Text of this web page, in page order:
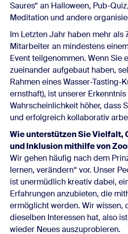
Saures“ an Halloween, Pub-
Meditation und andere
Im Letzten Jahr haben mehr als
Mitarbeiter an mindestens
Event teilgenommen. Wenn Sie
zueinander aufgebaut haben,
Rahmen eines Wasser-Tasting-
ernsthaft), ist unserer
Wahrscheinlichkeit höher, dass
und erfolgreich kollaborativ
Wie unterstützen Sie Vielfalt,
und Inklusion mithilfe von
Wir gehen häufig nach dem
lernen, verändern“ vor. Unser
ist unermüdlich kreativ dabei,
Erfahrungen anzubieten, die
ermöglicht werden. Wir wissen,
dieselben Interessen hat, also
wieder Neues auszuprobieren.